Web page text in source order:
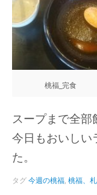
桃福_完食
スープまで全部
今日もおいしい
た。
タグ今週の桃福,桃福、